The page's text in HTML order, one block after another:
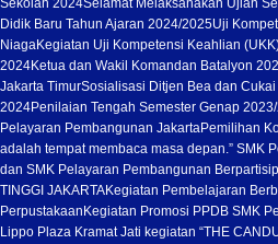
Sekolah 2024Selamat Melaksanakan Ujian
Didik Baru Tahun Ajaran 2024/2025Uji
NiagaKegiatan Uji Kompetensi Keahlian
2024Ketua dan Wakil Komandan Batalyon
Jakarta TimurSosialisasi Ditjen Bea dan
2024Penilaian Tengah Semester Genap
Pelayaran Pembangunan JakartaPemilihan
adalah tempat membaca masa depan.” SMK
dan SMK Pelayaran Pembangunan
TINGGI JAKARTAKegiatan Pembelajaran
Perpustakaan Kegiatan Promosi PPDB SMK
Lippo Plaza Kramat Jati kegiatan “THE